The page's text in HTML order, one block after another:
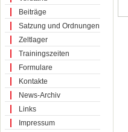
Beiträge
Satzung und Ordnungen
Zeltlager
Trainingszeiten
Formulare
Kontakte
News-Archiv
Links
Impressum